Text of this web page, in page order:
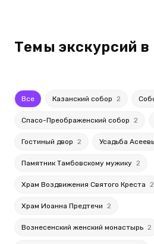
Темы экскурсий в
Все Казанский собор 2
Спасо-Преображенский собор 2
Гостиный двор 2 Усадьба
Памятник Тамбовскому мужику 2
Храм Воздвижения Святого Креста 2
Храм Иоанна Предтечи 2
Вознесенский женский монастырь 2